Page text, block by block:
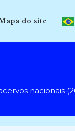
do site
nacionais